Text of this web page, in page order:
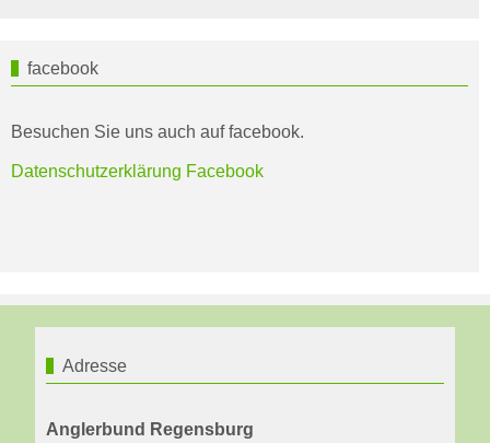
facebook
Besuchen Sie uns auch auf facebook.
Datenschutzerklärung Facebook
Adresse
Anglerbund Regensburg